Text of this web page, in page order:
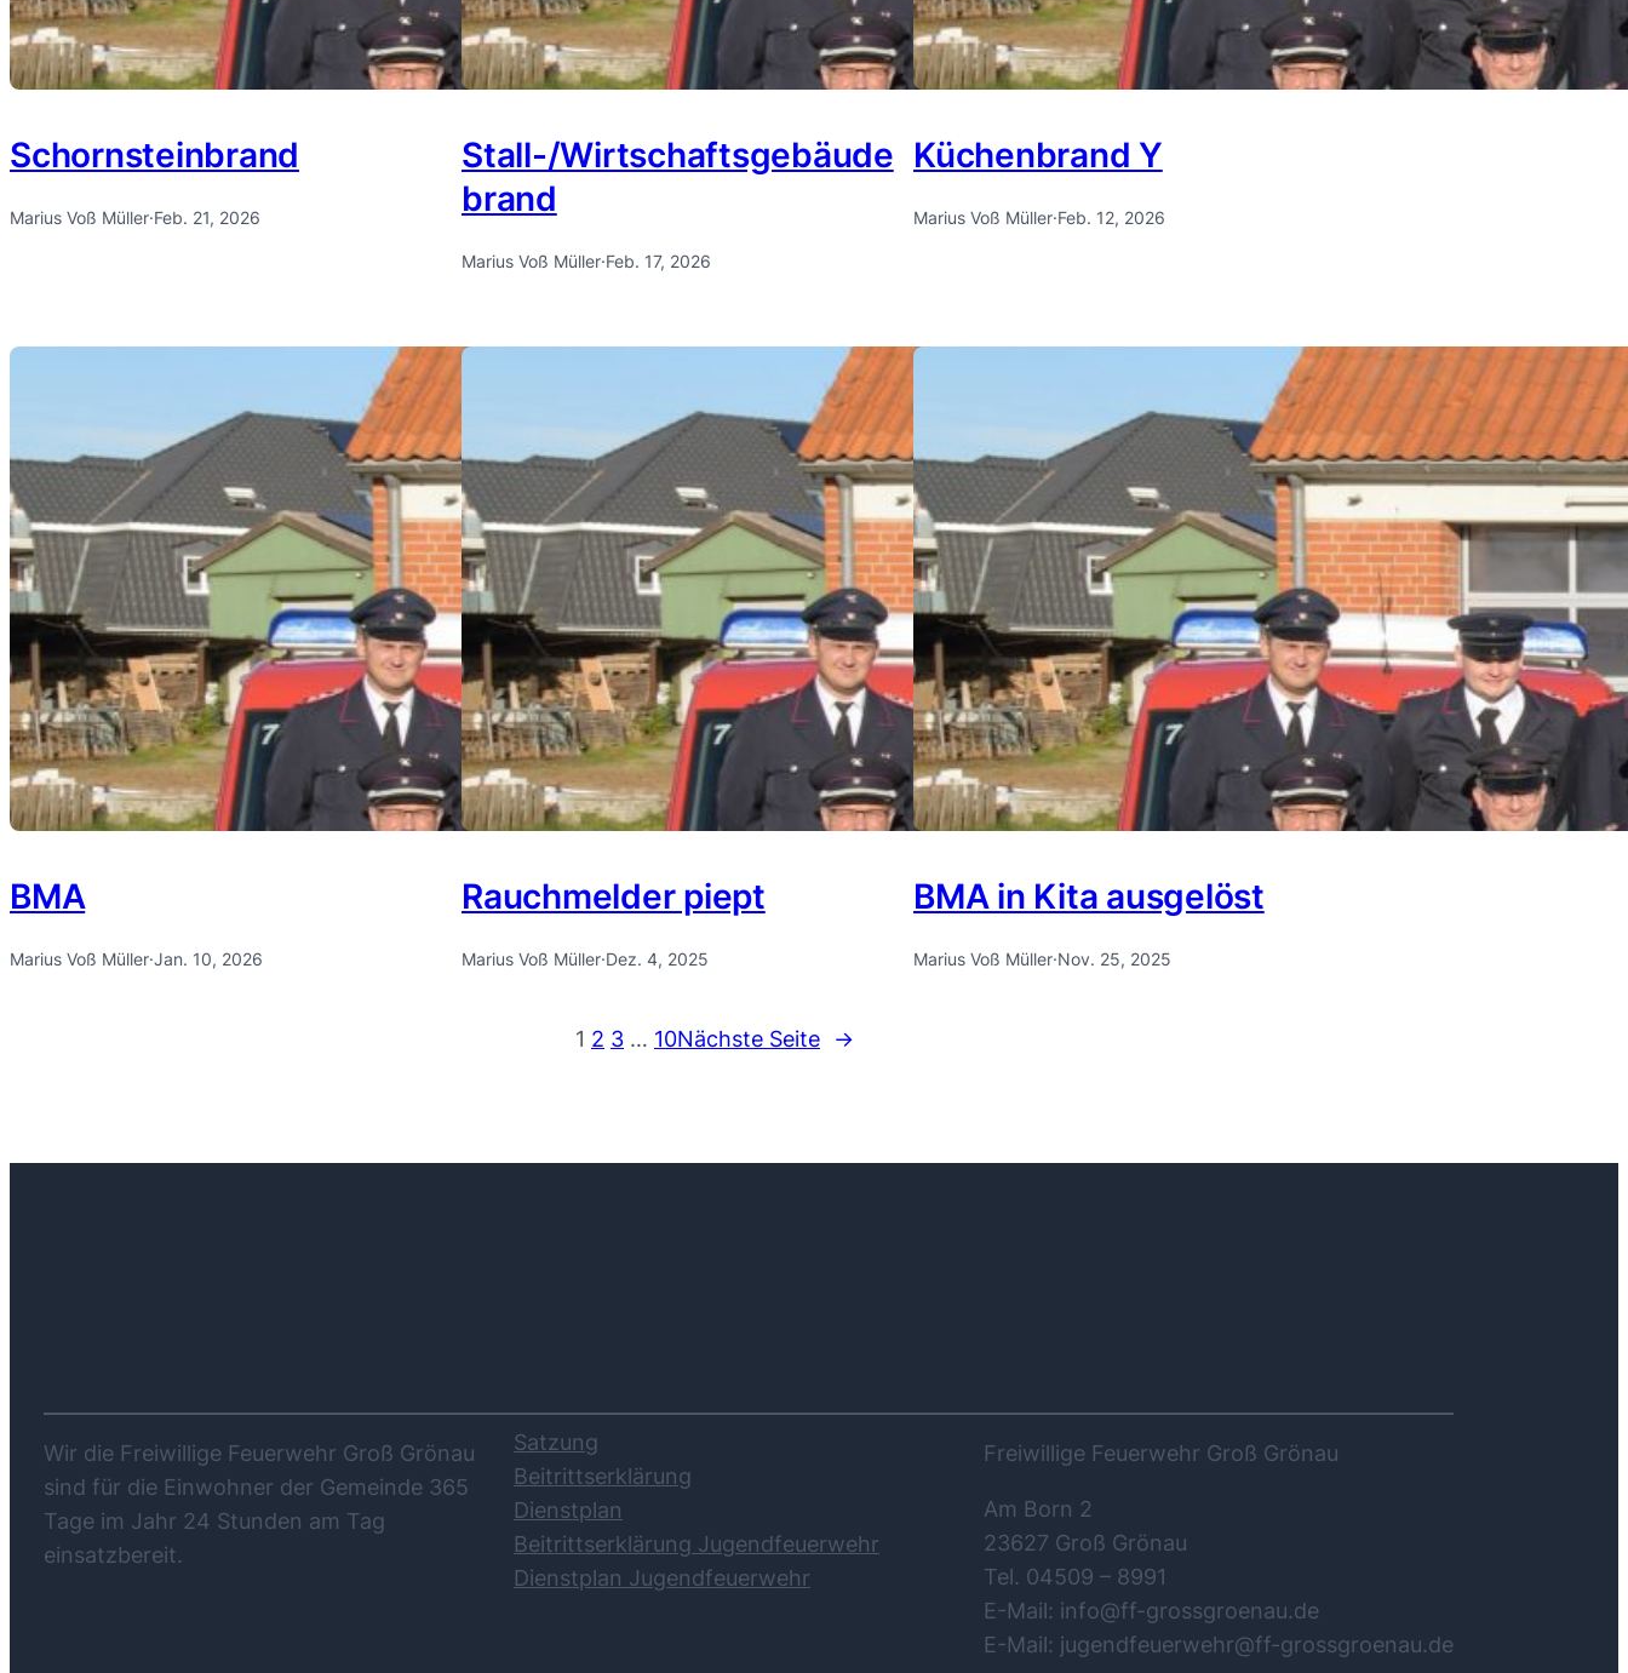
Schornsteinbrand
Marius Voß Müller·Feb. 21, 2026
Stall-/Wirtschaftsgebäude
brand
Marius Voß Müller·Feb. 17, 2026
Küchenbrand Y
Marius Voß Müller·Feb. 12, 2026
BMA
Marius Voß Müller·Jan. 10, 2026
Rauchmelder piept
Marius Voß Müller·Dez. 4, 2025
BMA in Kita ausgelöst
Marius Voß Müller·Nov. 25, 2025
1 2 3 … 10Nächste Seite →
Wir die Freiwillige Feuerwehr Groß Grönau
sind für die Einwohner der Gemeinde 365
Tage im Jahr 24 Stunden am Tag
einsatzbereit.
Satzung
Beitrittserklärung
Dienstplan
Beitrittserklärung Jugendfeuerwehr
Dienstplan Jugendfeuerwehr
Freiwillige Feuerwehr Groß Grönau
Am Born 2
23627 Groß Grönau
Tel. 04509 – 8991
E-Mail: info@ff-grossgroenau.de
E-Mail: jugendfeuerwehr@ff-grossgroenau.de